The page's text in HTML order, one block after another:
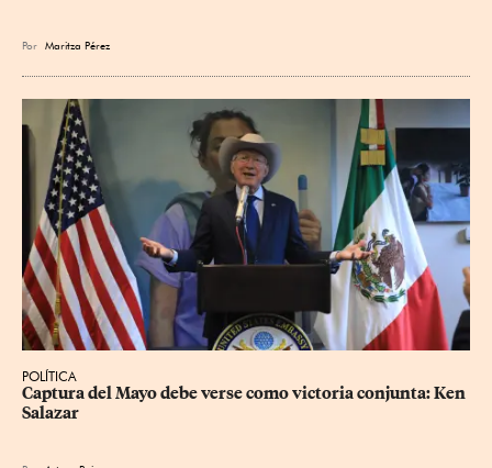
Por Maritza Pérez
POLÍTICA
Captura del Mayo debe verse como victoria conjunta: Ken
Salazar